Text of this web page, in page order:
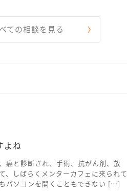
ての相談を見る
よね
癌と診断され、手術、抗がん剤、放
、しばらくメンターカフェに来られて
パソコンを開くこともできない […]